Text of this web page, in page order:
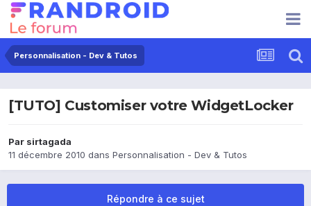
Personnalisation - Dev & Tutos
[TUTO] Customiser votre WidgetLocker
Par sirtagada
11 décembre 2010 dans Personnalisation - Dev & Tutos
Répondre à ce sujet